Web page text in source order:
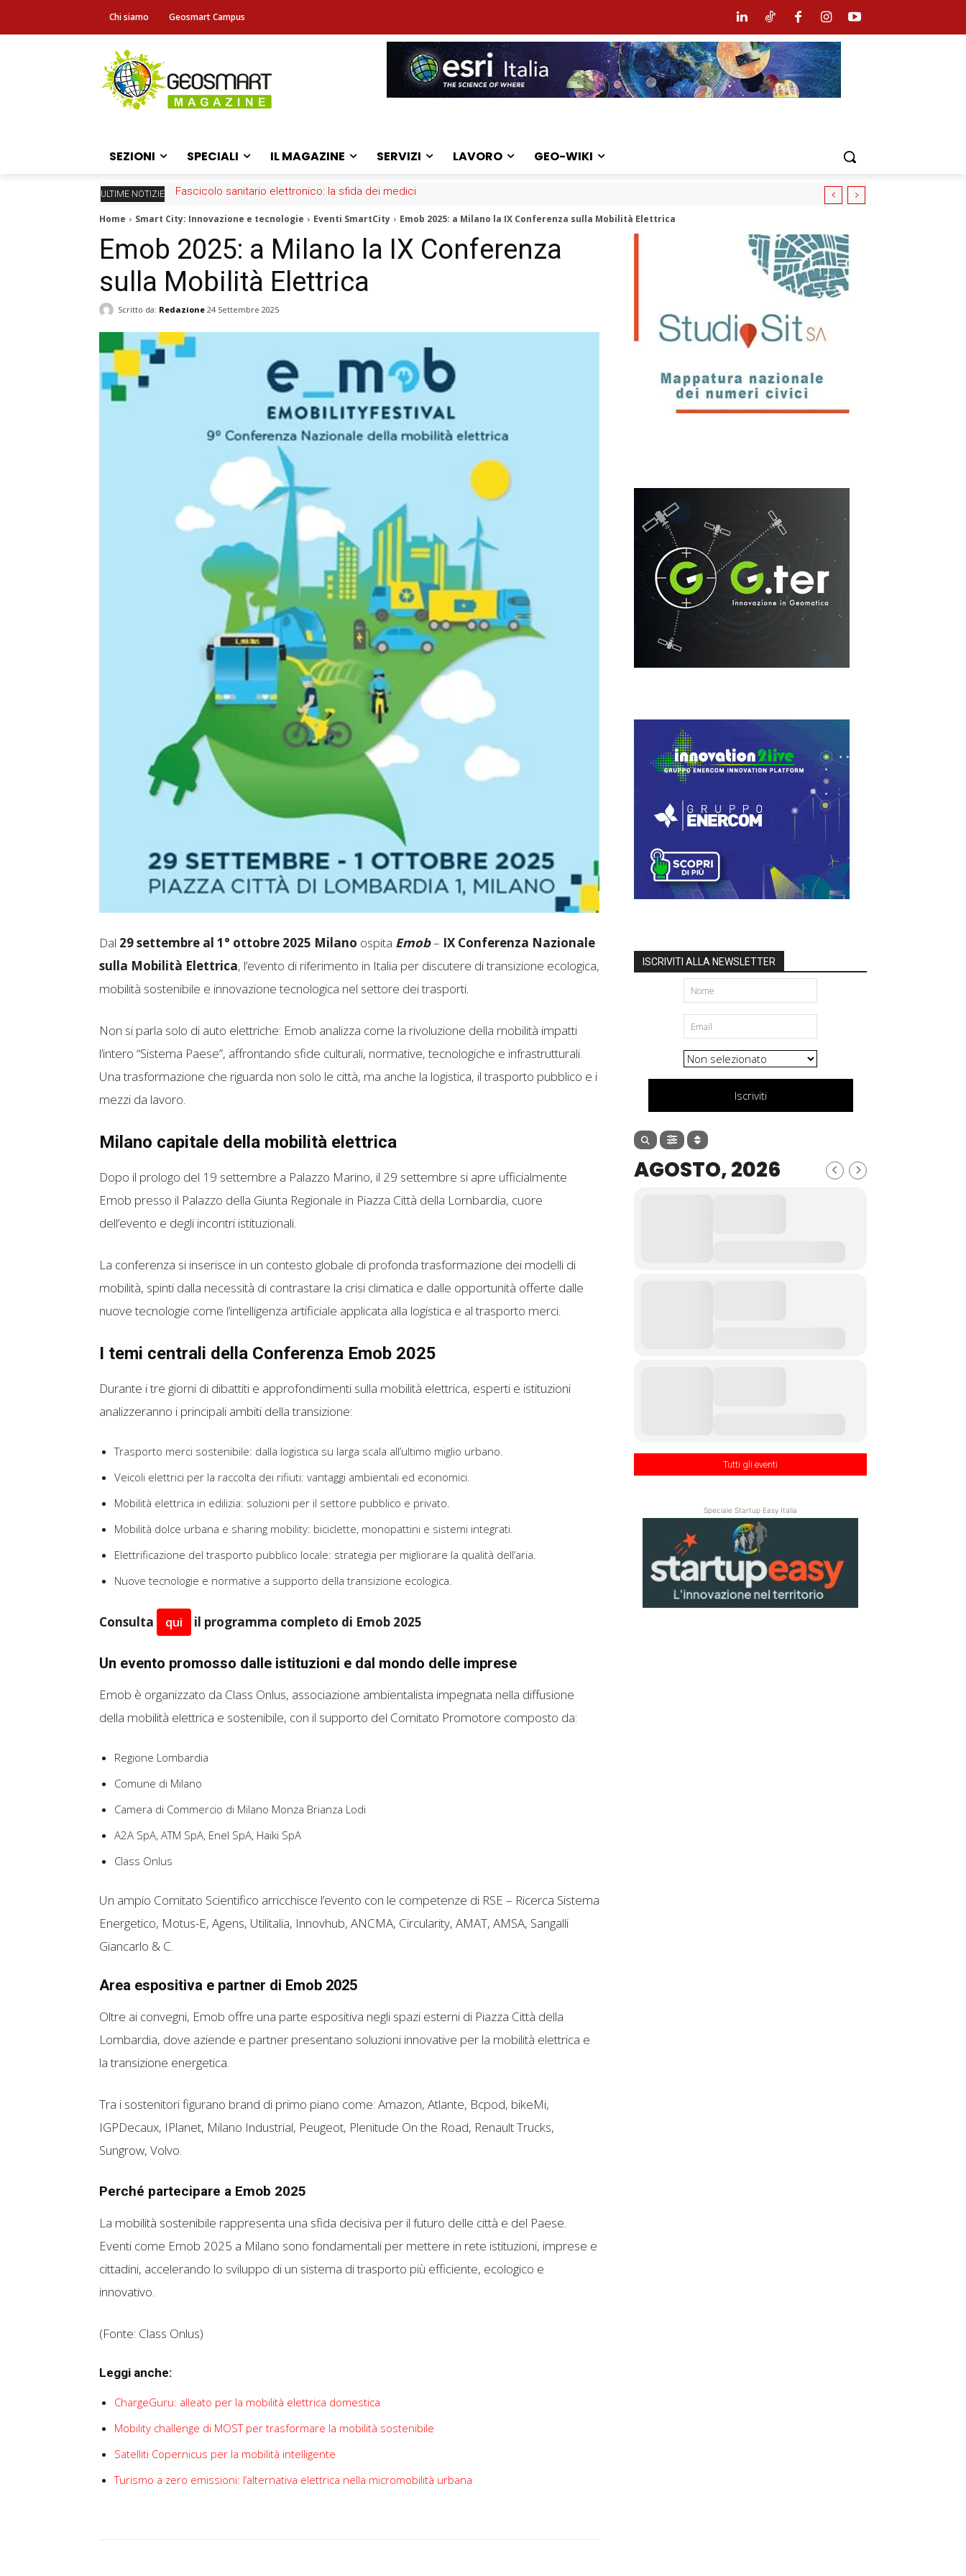
Chi siamo Geosmart Campus
SEZIONI SPECIALI IL MAGAZINE SERVIZI LAVORO GEO-WIKI
ULTIME NOTIZIE Fascicolo sanitario elettronico: la sfida dei medici
Home Smart City: Innovazione e tecnologie Eventi SmartCity Emob 2025: a Milano la IX Conferenza sulla Mobilità Elettrica
Emob 2025: a Milano la IX Conferenza
sulla Mobilità Elettrica
Scritto da: Redazione 24 Settembre 2025
Dal 29 settembre al 1° ottobre 2025 Milano ospita Emob– IX Conferenza Nazionale
sulla Mobilità Elettrica, l’evento di riferimento in Italia per discutere di transizione ecologica,
mobilità sostenibile e innovazione tecnologica nel settore dei trasporti.
Non si parla solo di auto elettriche: Emob analizza come la rivoluzione della mobilità impatti
l’intero “Sistema Paese”, affrontando sfide culturali, normative, tecnologiche e infrastrutturali.
Una trasformazione che riguarda non solo le città, ma anche la logistica, il trasporto pubblico e i
mezzi da lavoro.
Milano capitale della mobilità elettrica
Dopo il prologo del 19 settembre a Palazzo Marino, il 29 settembre si apre ufficialmente
Emob presso il Palazzo della Giunta Regionale in Piazza Città della Lombardia, cuore
dell’evento e degli incontri istituzionali.
La conferenza si inserisce in un contesto globale di profonda trasformazione dei modelli di
mobilità, spinti dalla necessità di contrastare la crisi climatica e dalle opportunità offerte dalle
nuove tecnologie come l’intelligenza artificiale applicata alla logistica e al trasporto merci.
I temi centrali della Conferenza Emob 2025
Durante i tre giorni di dibattiti e approfondimenti sulla mobilità elettrica, esperti e istituzioni
analizzeranno i principali ambiti della transizione:
Trasporto merci sostenibile: dalla logistica su larga scala all’ultimo miglio urbano.
Veicoli elettrici per la raccolta dei rifiuti: vantaggi ambientali ed economici.
Mobilità elettrica in edilizia: soluzioni per il settore pubblico e privato.
Mobilità dolce urbana e sharing mobility: biciclette, monopattini e sistemi integrati.
Elettrificazione del trasporto pubblico locale: strategia per migliorare la qualità dell’aria.
Nuove tecnologie e normative a supporto della transizione ecologica.
Consulta qui il programma completo di Emob 2025
Un evento promosso dalle istituzioni e dal mondo delle imprese
Emob è organizzato da Class Onlus, associazione ambientalista impegnata nella diffusione
della mobilità elettrica e sostenibile, con il supporto del Comitato Promotore composto da:
Regione Lombardia
Comune di Milano
Camera di Commercio di Milano Monza Brianza Lodi
A2A SpA, ATM SpA, Enel SpA, Haiki SpA
Class Onlus
Un ampio Comitato Scientifico arricchisce l’evento con le competenze di RSE – Ricerca Sistema
Energetico, Motus-E, Agens, Utilitalia, Innovhub, ANCMA, Circularity, AMAT, AMSA, Sangalli
Giancarlo & C.
Area espositiva e partner di Emob 2025
Oltre ai convegni, Emob offre una parte espositiva negli spazi esterni di Piazza Città della
Lombardia, dove aziende e partner presentano soluzioni innovative per la mobilità elettrica e
la transizione energetica.
Tra i sostenitori figurano brand di primo piano come: Amazon, Atlante, Bcpod, bikeMi,
IGPDecaux, IPlanet, Milano Industrial, Peugeot, Plenitude On the Road, Renault Trucks,
Sungrow, Volvo.
Perché partecipare a Emob 2025
La mobilità sostenibile rappresenta una sfida decisiva per il futuro delle città e del Paese.
Eventi come Emob 2025 a Milano sono fondamentali per mettere in rete istituzioni, imprese e
cittadini, accelerando lo sviluppo di un sistema di trasporto più efficiente, ecologico e
innovativo.
(Fonte: Class Onlus)
Leggi anche:
ChargeGuru: alleato per la mobilità elettrica domestica
Mobility challenge di MOST per trasformare la mobilità sostenibile
Satelliti Copernicus per la mobilità intelligente
Turismo a zero emissioni: l’alternativa elettrica nella micromobilità urbana
ISCRIVITI ALLA NEWSLETTER
Iscriviti
AGOSTO, 2026
Tutti gli eventi
Speciale Startup Easy Italia